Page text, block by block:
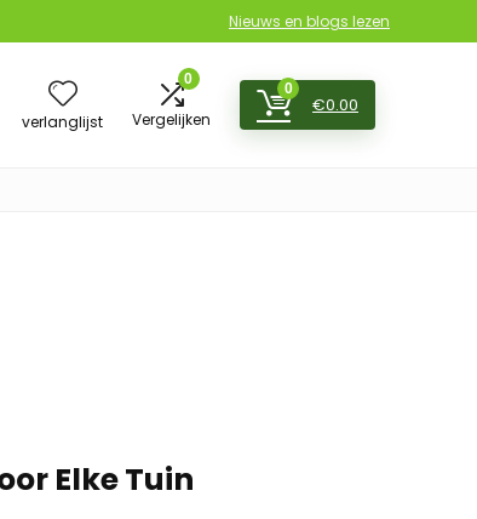
Nieuws en blogs lezen
verlanglijst
0
Vergelijken
0
€0.00
Elke Tuin